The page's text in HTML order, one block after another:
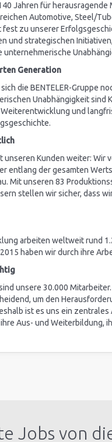
Jahren für herausragende
Automotive, Steel/
zu unserer
und strategischen
Generation
die BENTELER-Gruppe
Unabhängigkeit sind
und
unseren Kunden weiter: Wir
entlang der gesamten
Mit unseren 83
stellen wir sicher, dass
arbeiten weltweit rund
haben wir durch ihre
unsere 30.000
um den
ist es uns ein
Aus- und Weiterbildung,
Jobs von